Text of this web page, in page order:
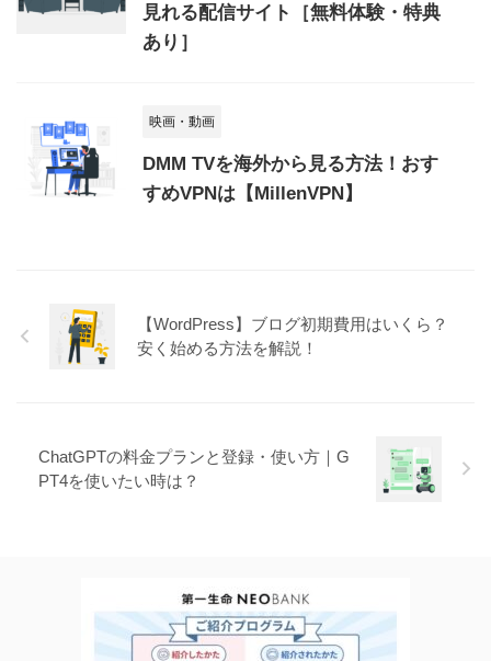
見れる配信サイト［無料体験・特典
あり］
映画・動画
DMM TVを海外から見る方法！おす
すめVPNは【MillenVPN】
【WordPress】ブログ初期費用はいくら？
安く始める方法を解説！
ChatGPTの料金プランと登録・使い方｜G
PT4を使いたい時は？